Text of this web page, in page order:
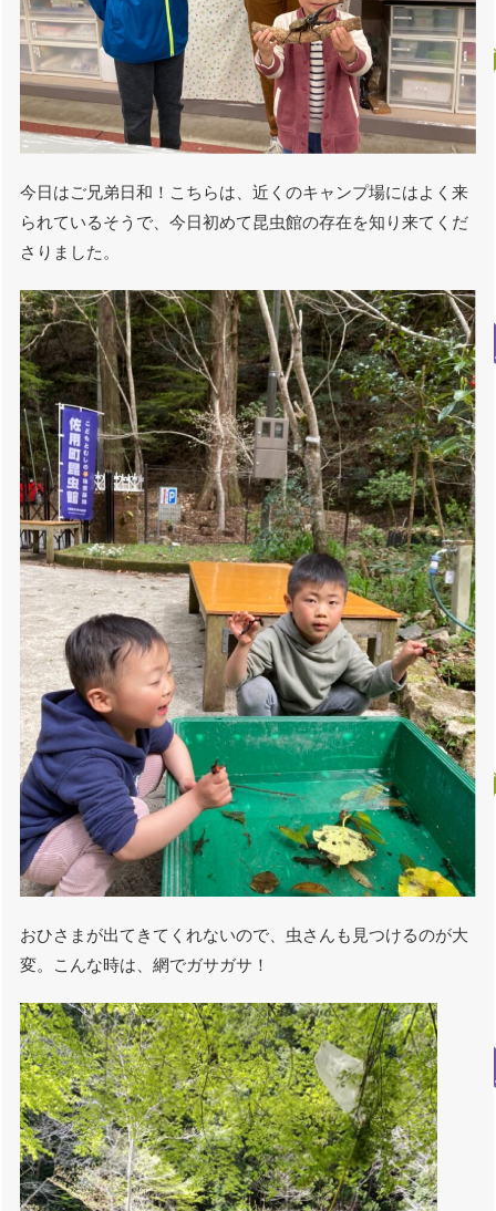
今日はご兄弟日和！こちらは、近くのキャンプ場にはよく来
られているそうで、今日初めて昆虫館の存在を知り来てくだ
さりました。
おひさまが出てきてくれないので、虫さんも見つけるのが大
変。こんな時は、網でガサガサ！